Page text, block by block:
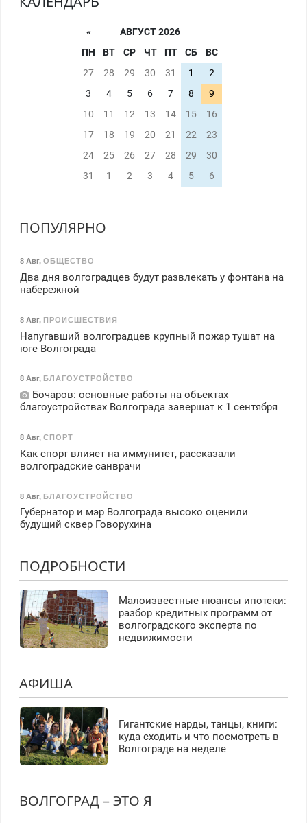
«
АВГУСТ 2026
ПН
ВТ СР ЧТ ПТ СБ
ВС
27
28 29 30 31 1
2
3
4 5 6 7 8
9
10
11 12 13 14 15
16
17
18 19 20 21 22
23
24
25 26 27 28 29
30
31
1 2 3 4 5 6
ПОПУЛЯРНО
8 Авг, ОБЩЕСТВО
Два дня волгоградцев будут развлекать у фонтана на
набережной
8 Авг, ПРОИСШЕСТВИЯ
Напугавший волгоградцев крупный пожар тушат на
юге Волгограда
8 Авг, БЛАГОУСТРОЙСТВО
Бочаров: основные работы на объектах
благоустройствах Волгограда завершат к 1 сентября
8 Авг, СПОРТ
Как спорт влияет на иммунитет, рассказали
волгоградские санврачи
8 Авг, БЛАГОУСТРОЙСТВО
Губернатор и мэр Волгограда высоко оценили
будущий сквер Говорухина
ПОДРОБНОСТИ
Малоизвестные нюансы ипотеки:
разбор кредитных программ от
волгоградского эксперта по
недвижимости
АФИША
Гигантские нарды, танцы, книги:
куда сходить и что посмотреть в
Волгограде на неделе
ВОЛГОГРАД – ЭТО Я